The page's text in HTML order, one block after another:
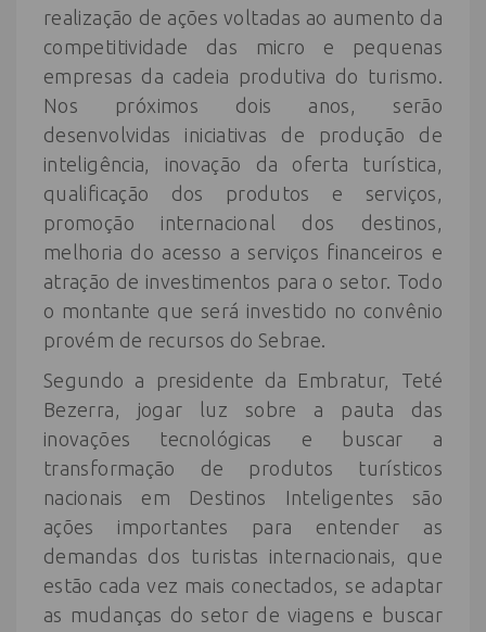
realização de ações voltadas ao aumento da
competitividade das micro e pequenas
empresas da cadeia produtiva do turismo.
Nos próximos dois anos, serão
desenvolvidas iniciativas de produção de
inteligência, inovação da oferta turística,
qualificação dos produtos e serviços,
promoção internacional dos destinos,
melhoria do acesso a serviços financeiros e
atração de investimentos para o setor. Todo
o montante que será investido no convênio
provém de recursos do Sebrae.
Segundo a presidente da Embratur, Teté
Bezerra, jogar luz sobre a pauta das
inovações tecnológicas e buscar a
transformação de produtos turísticos
nacionais em Destinos Inteligentes são
ações importantes para entender as
demandas dos turistas internacionais, que
estão cada vez mais conectados, se adaptar
as mudanças do setor de viagens e buscar